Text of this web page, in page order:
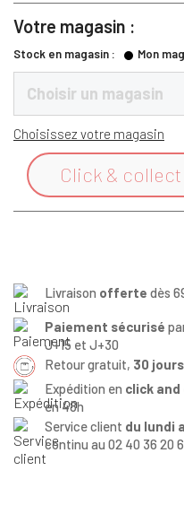
Votre magasin :
Stock en magasin : Mon
Choisir un magasin
Choisissez votre magasin
Click & collect
Livraison offerte dès
Paiement sécurisé
J+15 et J+30
Retour gratuit, 30 jours
Expédition en click
en 48h
Service client du lundi
continu au 02 40 36 20